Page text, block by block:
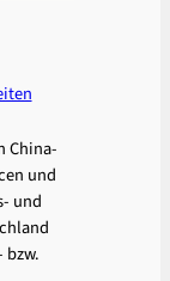
China-
und
und
bzw.